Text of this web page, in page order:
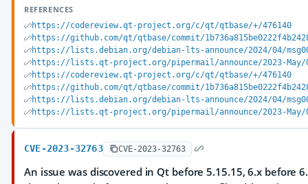
REFERENCES
https://codereview.qt-project.org/c/qt/qtbase/+/476140
https://github.com/qt/qtbase/commit/
https://lists.debian.org/debian-lts-announce/2024/04/
https://lists.qt-project.org/pipermail/announce/2023-May/
https://codereview.qt-project.org/c/qt/qtbase/+/476140
https://github.com/qt/qtbase/commit/
https://lists.debian.org/debian-lts-announce/2024/04/
https://lists.qt-project.org/pipermail/announce/2023-May/
CVE-2023-32763 CVE-2023-32763
An issue was discovered in Qt before 5.15.15, 6.x before